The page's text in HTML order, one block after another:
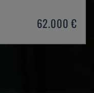
62.000 €